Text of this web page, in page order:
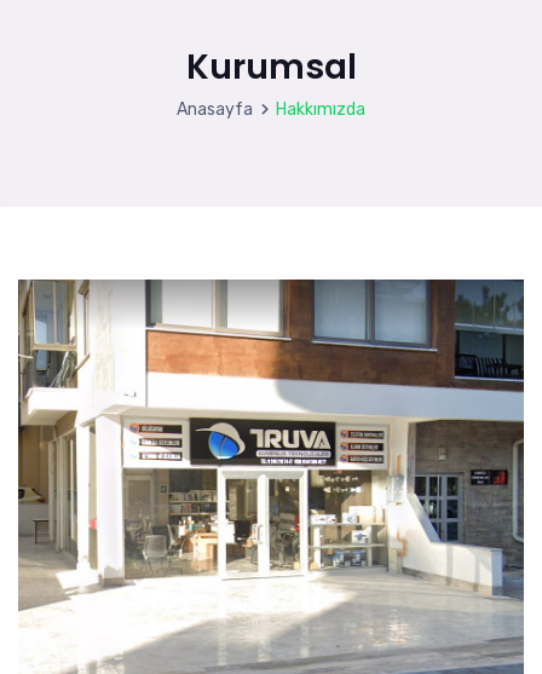
Kurumsal
Anasayfa Hakkımızda